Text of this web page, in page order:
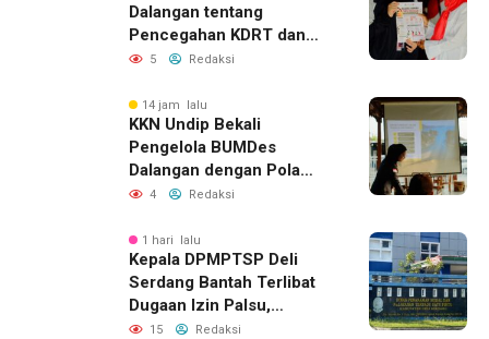
Dalangan tentang
Pencegahan KDRT dan
Komunikasi Keluarga
5 Redaksi
14 jam lalu
KKN Undip Bekali
Pengelola BUMDes
Dalangan dengan Pola
Pikir Inovatif
4 Redaksi
1 hari lalu
Kepala DPMPTSP Deli
Serdang Bantah Terlibat
Dugaan Izin Palsu,
Tegaskan Proses
15 Redaksi